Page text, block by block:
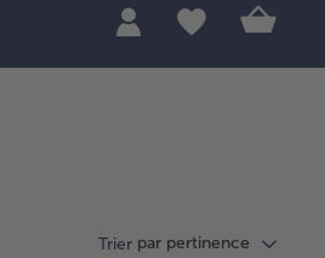
Trier par pertinence